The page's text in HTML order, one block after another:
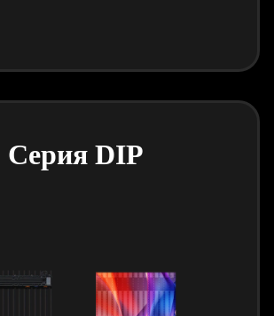
Серия DIP